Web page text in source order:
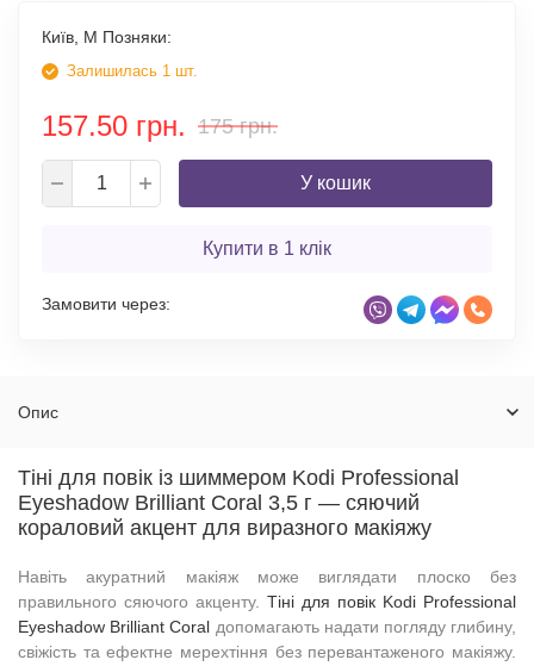
Київ, М Позняки:
Залишилась 1 шт.
157.50 грн. 175 грн.
У кошик
Купити в 1 клік
Замовити через:
Опис
Тіні для повік із шиммером Kodi Professional
Eyeshadow Brilliant Coral 3,5 г — сяючий
кораловий акцент для виразного макіяжу
Навіть акуратний макіяж може виглядати плоско без
правильного сяючого акценту. Тіні для повік Kodi Professional
Eyeshadow Brilliant Coral допомагають надати погляду глибину,
свіжість та ефектне мерехтіння без перевантаженого макіяжу.